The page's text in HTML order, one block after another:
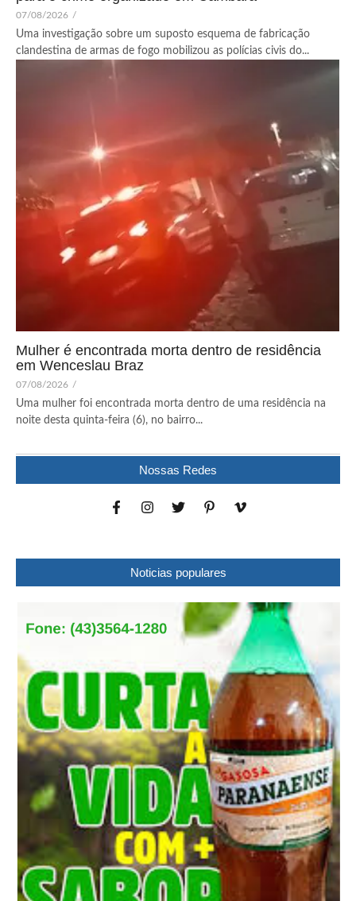
07/08/2026 /
Uma investigação sobre um suposto esquema de fabricação
clandestina de armas de fogo mobilizou as polícias civis do...
Mulher é encontrada morta dentro de residência
em Wenceslau Braz
07/08/2026 /
Uma mulher foi encontrada morta dentro de uma residência na
noite desta quinta-feira (6), no bairro...
Nossas Redes
Noticias populares